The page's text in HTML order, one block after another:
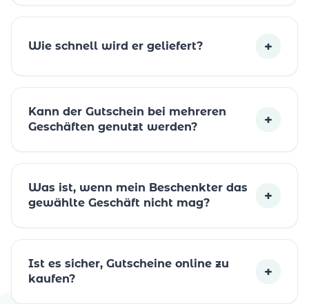
Wie schnell wird er geliefert? +
Kann der Gutschein bei mehreren
Geschäften genutzt werden?
+
Was ist, wenn mein Beschenkter das
gewählte Geschäft nicht mag?
+
Ist es sicher, Gutscheine online zu
kaufen?
+